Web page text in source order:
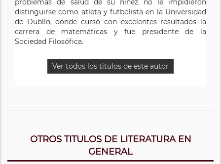
problemas de salud de su niñez no le impidieron
distinguirse como atleta y futbolista en la Universidad
de Dublín, donde cursó con excelentes resultados la
carrera de matemáticas y fue presidente de la
Sociedad Filosófica.
Ver todos los titulos de este autor
OTROS TITULOS DE LITERATURA EN
GENERAL